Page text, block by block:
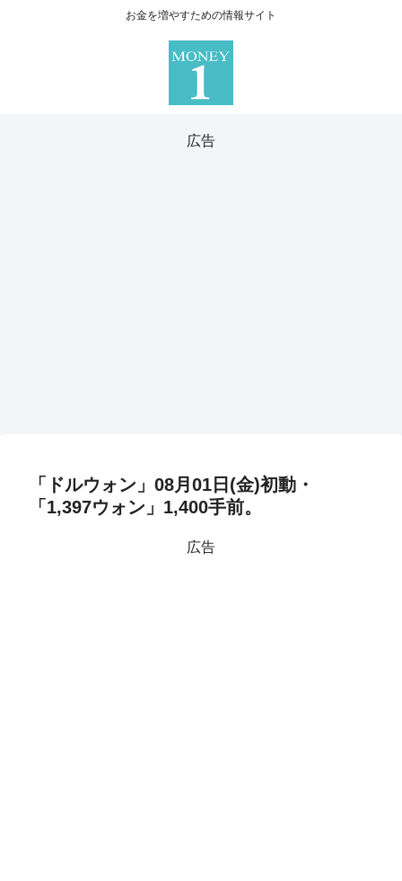
お金を増やすための情報サイト
広告
「ドルウォン」08月01日(金)初動・
「1,397ウォン」1,400手前。
広告